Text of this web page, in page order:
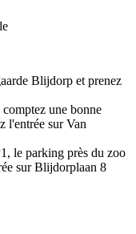
Blijdorp et prenez
une bonne
l'entrée sur Van
le parking près du zoo
sur Blijdorplaan 8